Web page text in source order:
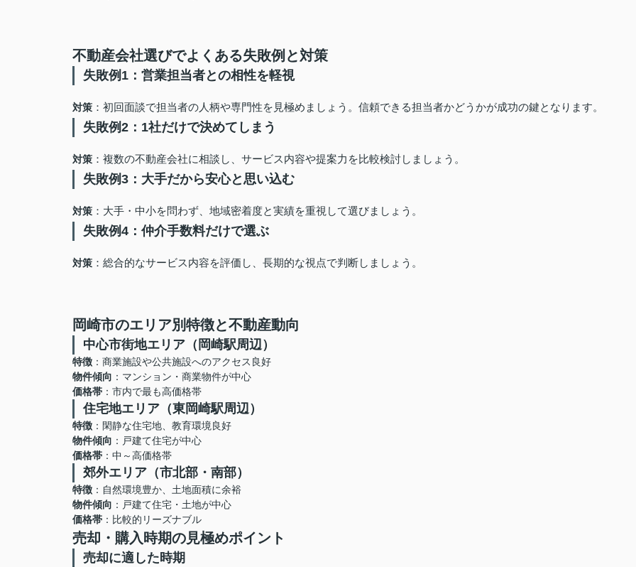
不動産会社選びでよくある失敗例と対策
失敗例1：営業担当者との相性を軽視
対策 ：初回面談で担当者の人柄や専門性を見極めましょう。信頼できる担当者かどうかが成功の鍵となります。
失敗例2：1社だけで決めてしまう
対策 ：複数の不動産会社に相談し、サービス内容や提案力を比較検討しましょう。
失敗例3：大手だから安心と思い込む
対策 ：大手・中小を問わず、地域密着度と実績を重視して選びましょう。
失敗例4：仲介手数料だけで選ぶ
対策 ：総合的なサービス内容を評価し、長期的な視点で判断しましょう。
岡崎市のエリア別特徴と不動産動向
中心市街地エリア（岡崎駅周辺）
特徴 ：商業施設や公共施設へのアクセス良好
物件傾向 ：マンション・商業物件が中心
価格帯 ：市内で最も高価格帯
住宅地エリア（東岡崎駅周辺）
特徴 ：閑静な住宅地、教育環境良好
物件傾向 ：戸建て住宅が中心
価格帯 ：中～高価格帯
郊外エリア（市北部・南部）
特徴 ：自然環境豊か、土地面積に余裕
物件傾向 ：戸建て住宅・土地が中心
価格帯 ：比較的リーズナブル
売却・購入時期の見極めポイント
売却に適した時期